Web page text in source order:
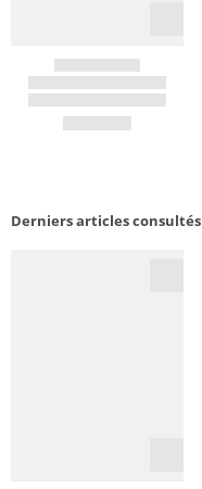
Derniers articles consultés